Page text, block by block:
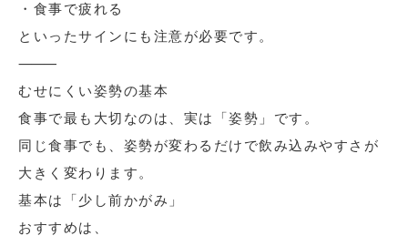
・食事で疲れる
といったサインにも注意が必要です。
⸻
むせにくい姿勢の基本
食事で最も大切なのは、実は「姿勢」です。
同じ食事でも、姿勢が変わるだけで飲み込みやすさが
大きく変わります。
基本は「少し前かがみ」
おすすめは、